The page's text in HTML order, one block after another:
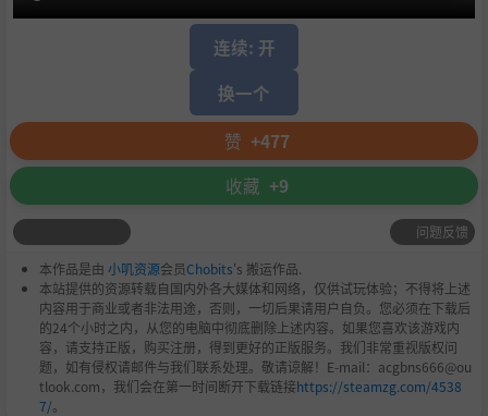
连续: 开
换一个
赞 +477
收藏 +9
问题反馈
本作品是由 小叽资源会员Chobits's 搬运作品.
本站提供的资源转载自国内外各大媒体和网络，仅供试玩体验；不得将上述
内容用于商业或者非法用途，否则，一切后果请用户自负。您必须在下载后
的24个小时之内，从您的电脑中彻底删除上述内容。如果您喜欢该游戏内
容，请支持正版，购买注册，得到更好的正版服务。我们非常重视版权问
题，如有侵权请邮件与我们联系处理。敬请谅解！E-mail：acgbns666@ou
tlook.com，我们会在第一时间断开下载链接https://steamzg.com/4538
7/。